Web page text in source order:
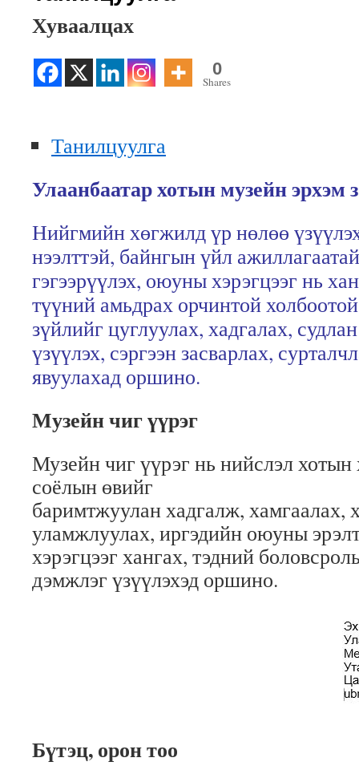
Хуваалцах
0
Shares
Танилцуулга
Улаанбаатар хотын музейн эрхэм
Нийгмийн хөгжилд үр нөлөө
нээлттэй, байнгын үйл
гэгээрүүлэх, оюуны хэрэгцээг нь
түүний амьдрах орчинтой
зүйлийг цуглуулах, хадгалах,
үзүүлэх, сэргээн засварлах,
явуулахад оршино.
Музейн чиг үүрэг
Музейн чиг үүрэг нь нийслэл
соёлын өвийг
баримтжуулан хадгалж, хамгаалах,
уламжлуулах, иргэдийн оюуны
хэрэгцээг хангах, тэдний
дэмжлэг үзүүлэхэд оршино.
Бүтэц, орон тоо